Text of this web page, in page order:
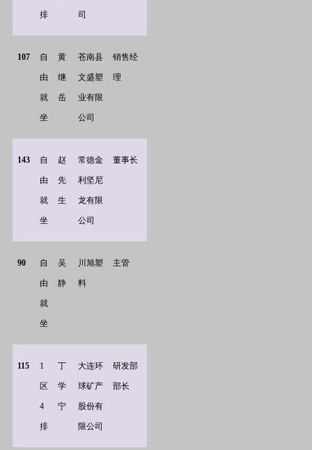
排 司
107 自
由
就
坐
黄
继
岳
苍南县
文盛塑
业有限
公司
销售经
理
143 自
由
就
坐
赵
先
生
常徳金
利坚尼
龙有限
公司
董事长
90 自
由
就
坐
吴
静
川旭塑
料
主管
115 1
区
4
排
丁
学
宁
大连环
球矿产
股份有
限公司
研发部
部长